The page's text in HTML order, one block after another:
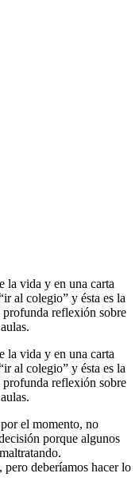
la vida y en una carta
al colegio” y ésta es la
profunda reflexión sobre
la vida y en una carta
al colegio” y ésta es la
profunda reflexión sobre
el momento, no
porque algunos
deberíamos hacer lo